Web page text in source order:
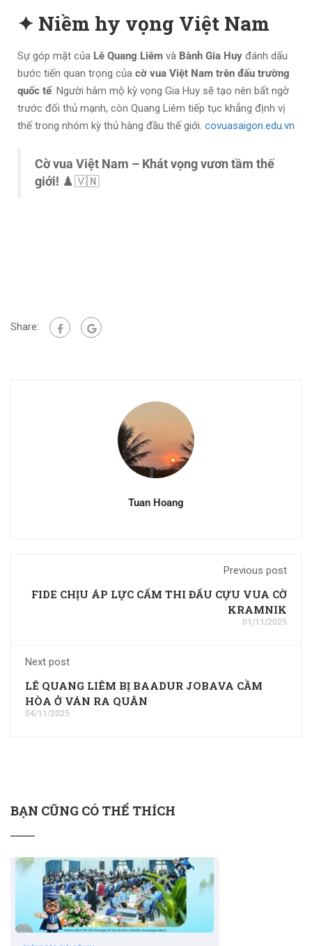
✦ Niềm hy vọng Việt Nam
Sự góp mặt của Lê Quang Liêm và Bành Gia Huy đánh dấu
bước tiến quan trọng của cờ vua Việt Nam trên đấu trường
quốc tế. Người hâm mộ kỳ vọng Gia Huy sẽ tạo nên bất ngờ
trước đối thủ mạnh, còn Quang Liêm tiếp tục khẳng định vị
thế trong nhóm kỳ thủ hàng đầu thế giới. covuasaigon.edu.vn
Cờ vua Việt Nam – Khát vọng vươn tầm thế
giới! ♟️🇻🇳
Share:
Tuan Hoang
Previous post
FIDE CHỊU ÁP LỰC CẤM THI ĐẤU CỰU VUA CỜ
KRAMNIK
01/11/2025
Next post
LÊ QUANG LIÊM BỊ BAADUR JOBAVA CẦM
HÒA Ở VÁN RA QUÂN
04/11/2025
BẠN CŨNG CÓ THỂ THÍCH